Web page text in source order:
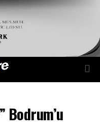
Bodrum’u